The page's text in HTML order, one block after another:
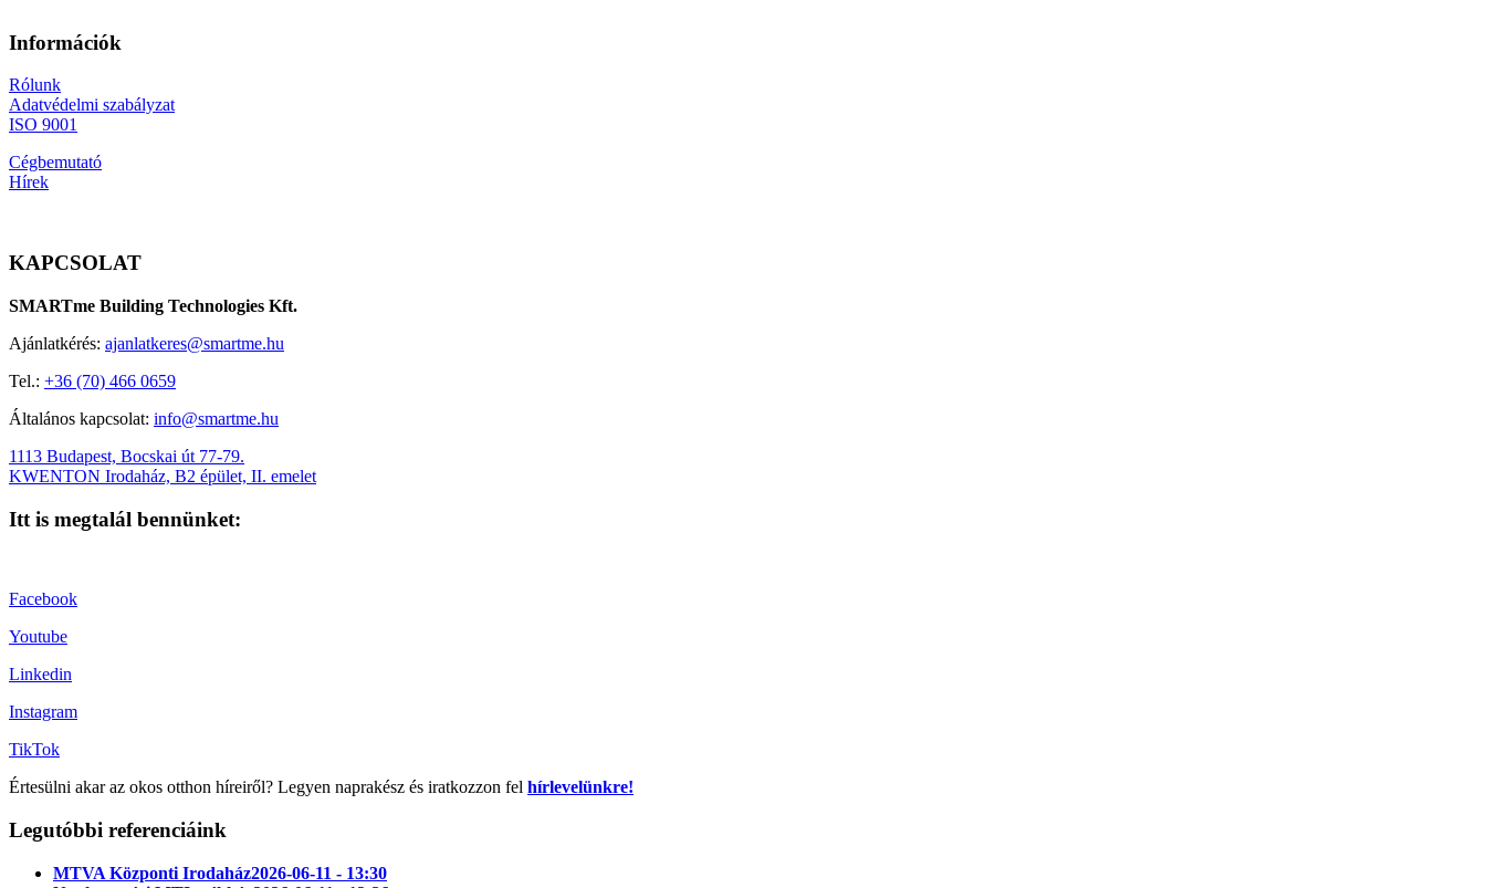
Információk
Rólunk
Adatvédelmi szabályzat
ISO 9001
Cégbemutató
Hírek
KAPCSOLAT
SMARTme Building Technologies Kft.
Ajánlatkérés: ajanlatkeres@smartme.hu
Tel.: +36 (70) 466 0659
Általános kapcsolat: info@smartme.hu
1113 Budapest, Bocskai út 77-79.
KWENTON Irodaház, B2 épület, II. emelet
Itt is megtalál bennünket:
Facebook
Youtube
Linkedin
Instagram
TikTok
Értesülni akar az okos otthon híreiről? Legyen naprakész és iratkozzon fel hírlevelünkre!
Legutóbbi referenciáink
MTVA Központi Irodaház2026-06-11 - 13:30